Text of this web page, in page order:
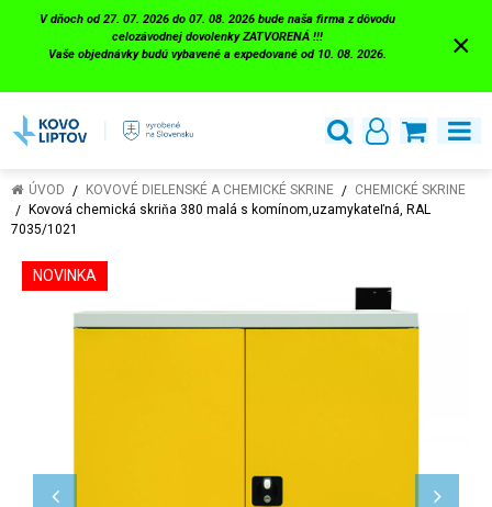
V dňoch od 27. 07. 2026 do 07. 08. 2026 bude naša firma z dôvodu
celozávodnej dovolenky ZATVORENÁ !!!
Vaše objednávky budú vybavené a expedované od 10. 08. 2026.
×
ÚVOD KOVOVÉ DIELENSKÉ A CHEMICKÉ SKRINE
CHEMICKÉ SKRINE
Kovová chemická skriňa 380 malá s komínom,uzamykateľná, RAL
7035/1021
NOVINKA